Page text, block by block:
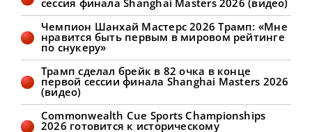
отказаться от участия в ряде
ключевых турниров после того, как
получил травму спины во время
посещения аттракциона. Спортсмен,
занимающий 74-е место в мировом
рейтинге, продемонстрировал
многообещающие
сессия финала Shanghai Masters 2026 (видео)
Чемпион Шанхай Мастерс 2026 Трамп: «Мне
нравится быть первым в мировом рейтинге
по снукеру»
Трамп сделал брейк в 82 очка в конце
первой сессии финала Shanghai Masters 2026
(видео)
Commonwealth Cue Sports Championships
2026 готовится к историческому